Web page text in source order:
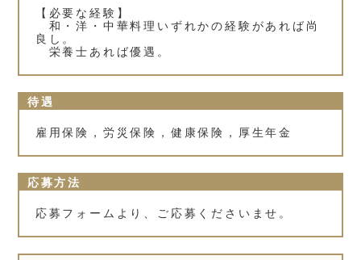
【必要な経験】
和・洋・中華料理いずれかの経験があれば尚
良し。
栄養士あれば優遇。
待遇
雇用保険，労災保険，健康保険，厚生年金
応募方法
応募フォームより、ご応募くださいませ。